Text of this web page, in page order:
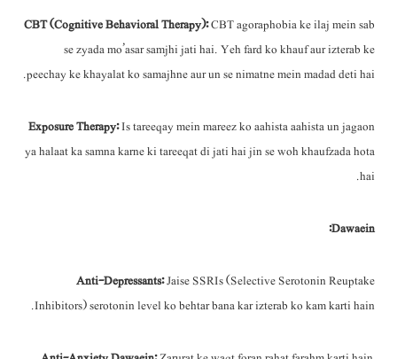
CBT (Cognitive Behavioral Therapy):CBT agoraphobia ke ilaj mein sab
se zyada mo’asar samjhi jati hai. Yeh fard ko khauf aur izterab ke
peechay ke khayalat ko samajhne aur un se nimatne mein madad deti hai.
Exposure Therapy:Is tareeqay mein mareez ko aahista aahista un jagaon
ya halaat ka samna karne ki tareeqat di jati hai jin se woh khaufzada hota
hai.
Dawaein:
Anti-Depressants:Jaise SSRIs (Selective Serotonin Reuptake
Inhibitors) serotonin level ko behtar bana kar izterab ko kam karti hain.